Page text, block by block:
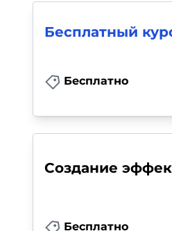
Бесплатный
Бесплатно
Создание
Бесплатно